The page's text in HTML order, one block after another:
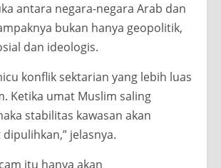
antara negara-negara Arab dan
bukan hanya geopolitik,
dan ideologis.
konflik sektarian yang lebih luas
Ketika umat Muslim saling
stabilitas kawasan akan
jelasnya.
itu hanya akan